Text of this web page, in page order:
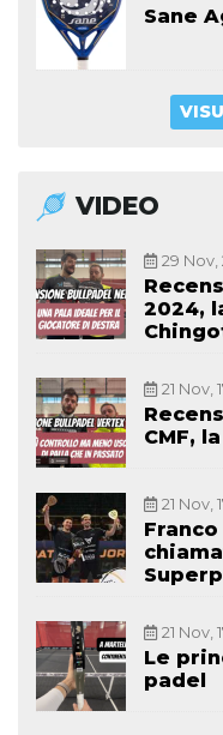
Sane
VIDEO
29 Nov,
2024,
21 Nov,
CMF,
21 Nov,
21 Nov,
Le
padel